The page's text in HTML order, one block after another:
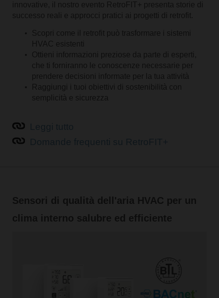
innovative, il nostro evento RetroFIT+ presenta storie di
successo reali e approcci pratici ai progetti di retrofit.
Scopri come il retrofit può trasformare i sistemi
HVAC esistenti
Ottieni informazioni preziose da parte di esperti,
che ti forniranno le conoscenze necessarie per
prendere decisioni informate per la tua attività
Raggiungi i tuoi obiettivi di sostenibilità con
semplicità e sicurezza
Sensori di qualità dell'aria HVAC per un
clima interno salubre ed efficiente